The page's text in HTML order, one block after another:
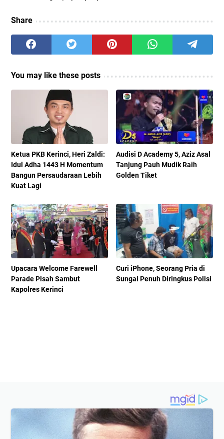
Share
You may like these posts
Ketua PKB Kerinci, Heri Zaldi:
Idul Adha 1443 H Momentum
Bangun Persaudaraan Lebih
Kuat Lagi
Audisi D Academy 5, Aziz Asal
Tanjung Pauh Mudik Raih
Golden Tiket
Upacara Welcome Farewell
Parade Pisah Sambut
Kapolres Kerinci
Curi iPhone, Seorang Pria di
Sungai Penuh Diringkus Polisi